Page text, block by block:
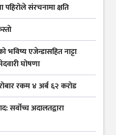
पहिरोले संरचनामा क्षति
भविष्य एजेन्डासहित नाट्टा
घोषणा
रकम ४ अर्ब ६२ करोड
सर्वोच्च अदालतद्वारा